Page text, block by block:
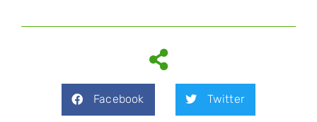
Facebook Twitter